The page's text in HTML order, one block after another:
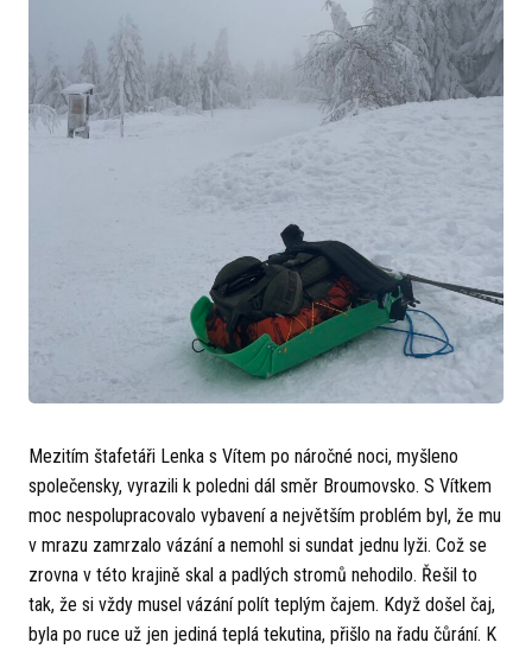
Mezitím štafetáři Lenka s Vítem po náročné noci, myšleno
společensky, vyrazili k poledni dál směr Broumovsko. S Vítkem
moc nespolupracovalo vybavení a největším problém byl, že mu
v mrazu zamrzalo vázání a nemohl si sundat jednu lyži. Což se
zrovna v této krajině skal a padlých stromů nehodilo. Řešil to
tak, že si vždy musel vázání polít teplým čajem. Když došel čaj,
byla po ruce už jen jediná teplá tekutina, přišlo na řadu čůrání. K